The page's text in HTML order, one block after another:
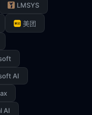
LMSYS
美团
AI
AI